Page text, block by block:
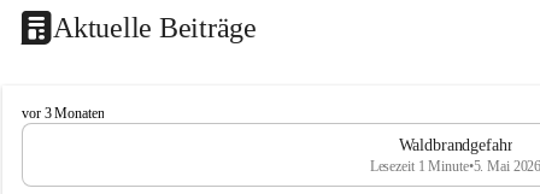
Aktuelle Beiträge
F
r
i
vor 3 Monaten
Waldbrandgefahr
Lesezeit 1 Minute•5. Mai